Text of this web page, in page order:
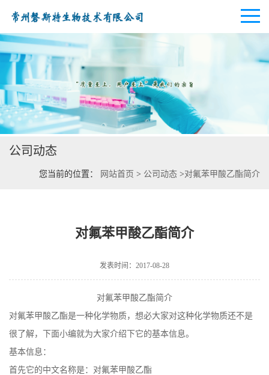
公司首页
公司介绍
公司动态
公司动态
您当前的位置： 网站首页 > 公司动态 >对氟苯甲酸乙酯简介
对氟苯甲酸乙酯简介
发表时间：2017-08-28
对氟苯甲酸乙酯简介
对氟苯甲酸乙酯是一种化学物质，想必大家对这种化学物质还不是
很了解，下面小编就为大家介绍下它的基本信息。
基本信息：
首先它的中文名称是：对氟苯甲酸乙酯